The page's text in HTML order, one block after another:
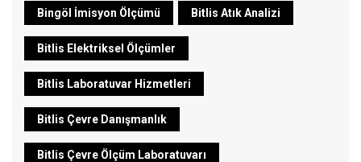
Bingöl İmisyon Ölçümü Bitlis Atık Analizi
Bitlis Elektriksel Ölçümler
Bitlis Laboratuvar Hizmetleri
Bitlis Çevre Danışmanlık
Bitlis Çevre Ölçüm Laboratuvarı